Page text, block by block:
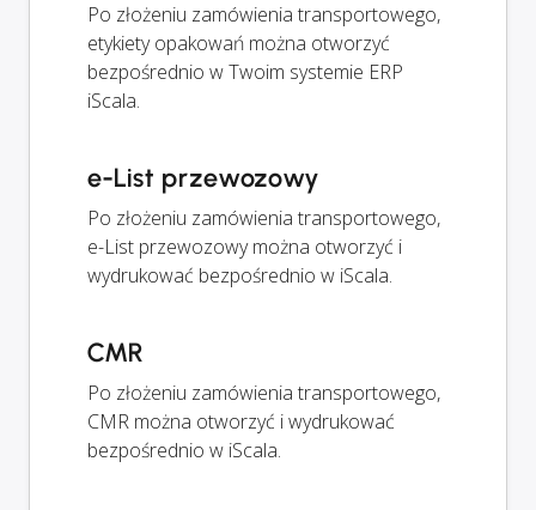
Po złożeniu zamówienia transportowego,
etykiety opakowań można otworzyć
bezpośrednio w Twoim systemie ERP
iScala.
e-List przewozowy
Po złożeniu zamówienia transportowego,
e-List przewozowy można otworzyć i
wydrukować bezpośrednio w iScala.
CMR
Po złożeniu zamówienia transportowego,
CMR można otworzyć i wydrukować
bezpośrednio w iScala.